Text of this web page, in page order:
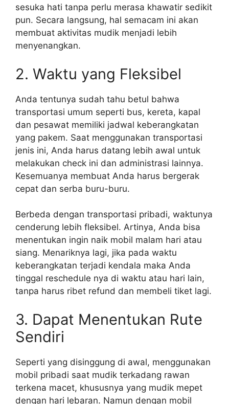
sesuka hati tanpa perlu merasa khawatir sedikit
pun. Secara langsung, hal semacam ini akan
membuat aktivitas mudik menjadi lebih
menyenangkan.
2. Waktu yang Fleksibel
Anda tentunya sudah tahu betul bahwa
transportasi umum seperti bus, kereta, kapal
dan pesawat memiliki jadwal keberangkatan
yang pakem. Saat menggunakan transportasi
jenis ini, Anda harus datang lebih awal untuk
melakukan check ini dan administrasi lainnya.
Kesemuanya membuat Anda harus bergerak
cepat dan serba buru-buru.
Berbeda dengan transportasi pribadi, waktunya
cenderung lebih fleksibel. Artinya, Anda bisa
menentukan ingin naik mobil malam hari atau
siang. Menariknya lagi, jika pada waktu
keberangkatan terjadi kendala maka Anda
tinggal reschedule nya di waktu atau hari lain,
tanpa harus ribet refund dan membeli tiket lagi.
3. Dapat Menentukan Rute
Sendiri
Seperti yang disinggung di awal, menggunakan
mobil pribadi saat mudik terkadang rawan
terkena macet, khususnya yang mudik mepet
dengan hari lebaran. Namun dengan mobil